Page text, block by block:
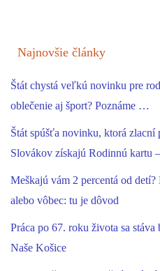
Najnovšie články
Štát chystá veľkú novinku pre
oblečenie aj šport? Poznáme …
Štát spúšťa novinku, ktorá
Slovákov získajú Rodinnú kartu
Meškajú vám 2 percentá od
alebo vôbec: tu je dôvod
Práca po 67. roku života sa
Naše Košice